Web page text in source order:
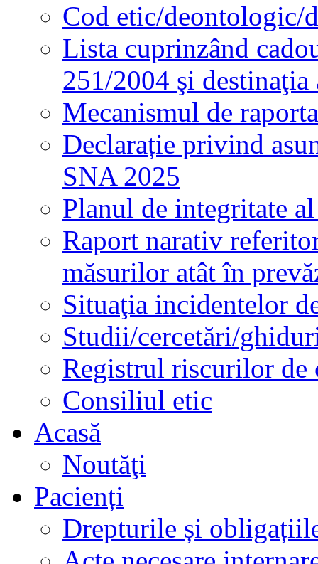
Cod etic/deontologic/
Lista cuprinzând
251/2004 şi destinaţia
Mecanismul de
Declarație privind
SNA 2025
Planul de integritate
Raport narativ
măsurilor atât în
Situaţia incidentelor
Studii/cercetări/
Registrul riscurilor de
Consiliul etic
Acasă
Noutăţi
Pacienți
Drepturile și